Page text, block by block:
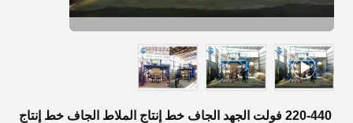
220-440 فولت الجهد الجاف خط إنتاج الملاط الجاف خط إنتاج